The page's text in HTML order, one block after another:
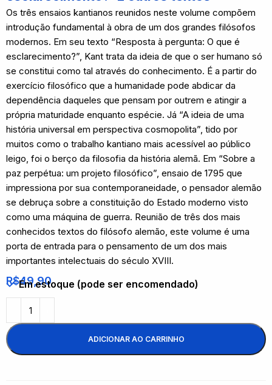
Os três ensaios kantianos reunidos neste volume compõem
introdução fundamental à obra de um dos grandes filósofos
modernos. Em seu texto “Resposta à pergunta: O que é
esclarecimento?”, Kant trata da ideia de que o ser humano só
se constitui como tal através do conhecimento. É a partir do
exercício filosófico que a humanidade pode abdicar da
dependência daqueles que pensam por outrem e atingir a
própria maturidade enquanto espécie. Já “A ideia de uma
história universal em perspectiva cosmopolita”, tido por
muitos como o trabalho kantiano mais acessível ao público
leigo, foi o berço da filosofia da história alemã. Em “Sobre a
paz perpétua: um projeto filosófico”, ensaio de 1795 que
impressiona por sua contemporaneidade, o pensador alemão
se debruça sobre a constituição do Estado moderno visto
como uma máquina de guerra. Reunião de três dos mais
conhecidos textos do filósofo alemão, este volume é uma
porta de entrada para o pensamento de um dos mais
importantes intelectuais do século XVIII.
R$49,90
Em estoque (pode ser encomendado)
ADICIONAR AO CARRINHO